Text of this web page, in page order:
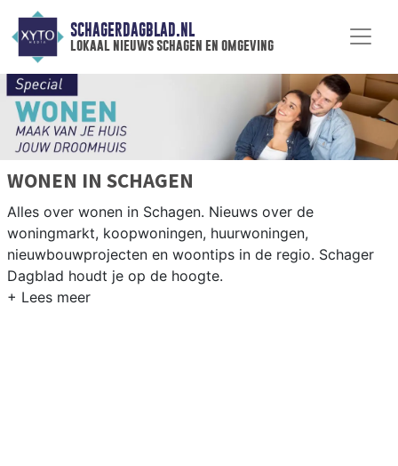
SCHAGERDAGBLAD.NL
lokaal nieuws schagen en omgeving
WONEN IN SCHAGEN
Alles over wonen in Schagen. Nieuws over de
woningmarkt, koopwoningen, huurwoningen,
nieuwbouwprojecten en woontips in de regio. Schager
Dagblad houdt je op de hoogte.